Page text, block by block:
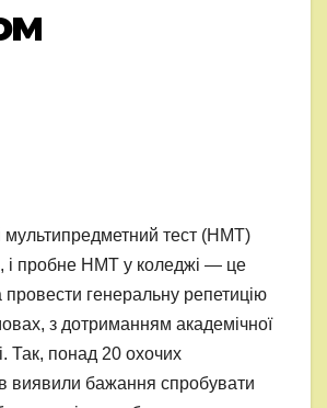
мультипредметний тест (НМТ)
і пробне НМТ у коледжі — це
провести генеральну репетицію
з дотриманням академічної
Так, понад 20 охочих
виявили бажання спробувати